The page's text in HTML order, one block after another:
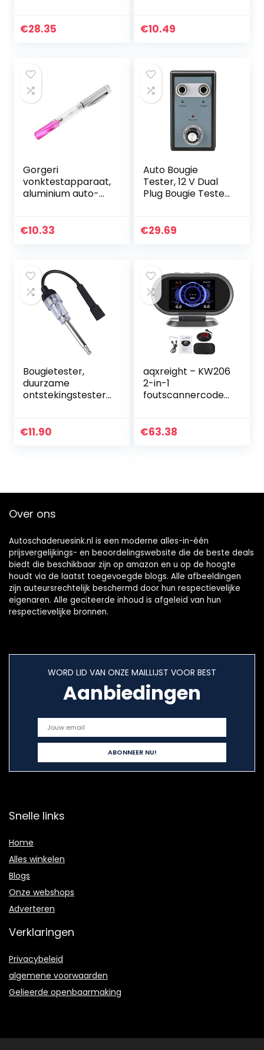
Detector MST-101
€28.35
n
€10.49
Gorgeri
vonktestapparaat,
aluminium auto-
spen,
€10.33
Auto Bougie
Tester, 12 V Dual
Plug Bougie Tester
US Plug 100-240 V
€29.69
Bougietester,
duurzame
ontstekingstester,
€11.90
aqxreight – KW206
2-in-1
foutscannercodesl
Ondersteuning 5
€63.38
Over ons
Autoschaderuesink.nl is een moderne alles-in-één
prijsvergelijkings- en beoordelingswebsite die de beste deals
biedt die beschikbaar zijn op amazon en u op de hoogte
houdt via de laatst toegevoegde blogs. Alle afbeeldingen
zijn auteursrechtelijk beschermd door hun respectievelijke
eigenaren. Alle geciteerde inhoud is afgeleid van hun
respectievelijke bronnen.
WORD LID VAN ONZE MAILLIJST VOOR BEST
Aanbiedingen
Snelle links
Home
Alles winkelen
Blogs
Onze webshops
Adverteren
Verklaringen
Privacybeleid
algemene voorwaarden
Gelieerde openbaarmaking